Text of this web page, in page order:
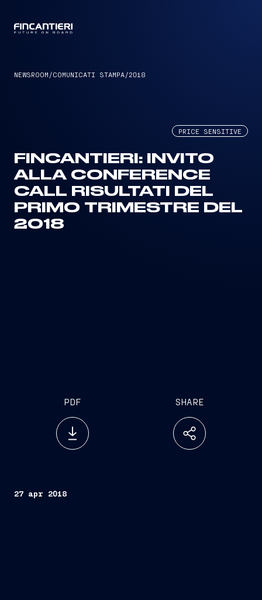
NEWSROOM /COMUNICATI STAMPA/2018
PRICE SENSITIVE
FINCANTIERI: INVITO
ALLA CONFERENCE
CALL RISULTATI DEL
PRIMO TRIMESTRE DEL
2018
PDF SHARE
27 apr 2018